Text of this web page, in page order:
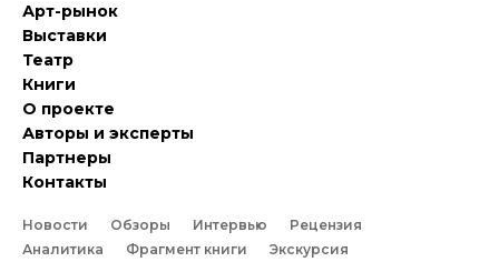
Арт-рынок
Выставки
Театр
Книги
О проекте
Авторы и эксперты
Партнеры
Контакты
Новости Обзоры Интервью
Рецензия
Аналитика
Фрагмент книги Экскурсия